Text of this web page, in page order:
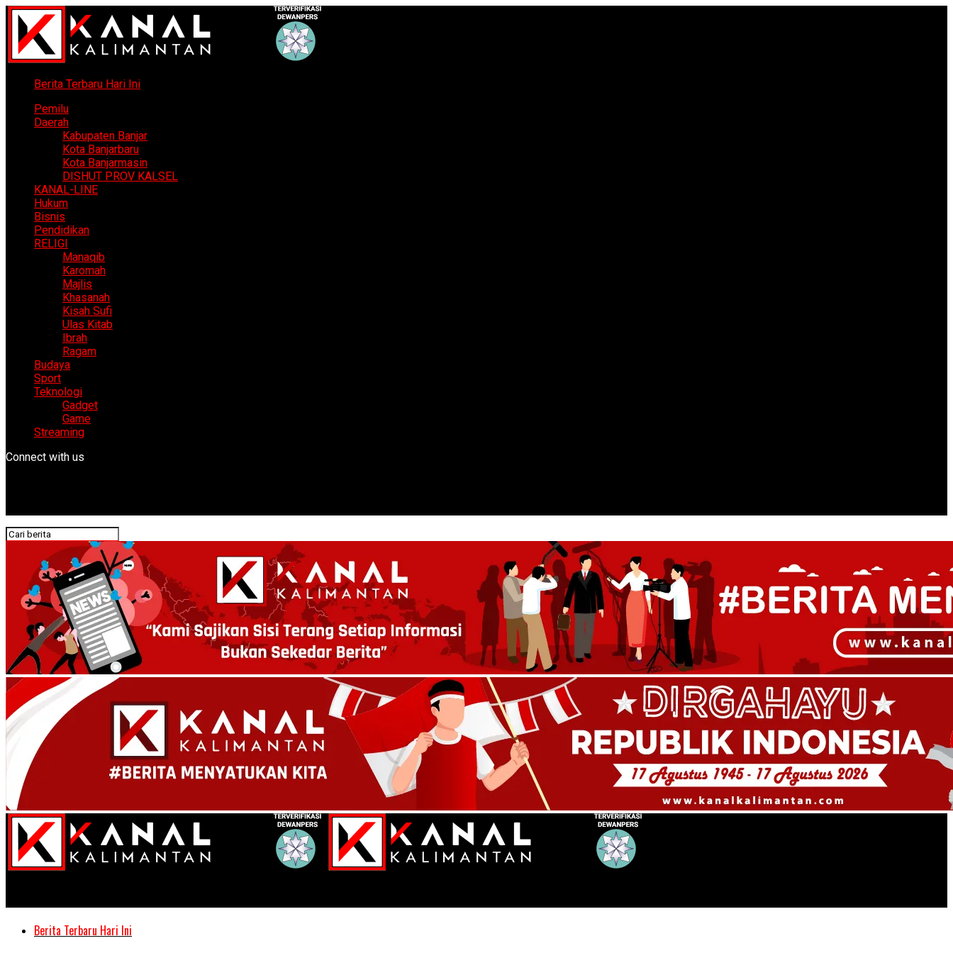
Berita Terbaru Hari Ini
Pemilu
Daerah
Kabupaten Banjar
Kota Banjarbaru
Kota Banjarmasin
DISHUT PROV KALSEL
KANAL-LINE
Hukum
Bisnis
Pendidikan
RELIGI
Manaqib
Karomah
Majlis
Khasanah
Kisah Sufi
Ulas Kitab
Ibrah
Ragam
Budaya
Sport
Teknologi
Gadget
Game
Streaming
Connect with us
Berita Terbaru Hari Ini